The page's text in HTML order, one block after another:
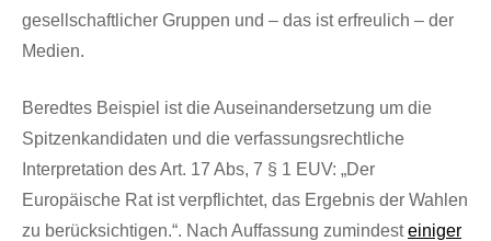
gesellschaftlicher Gruppen und – das ist erfreulich – der
Medien.
Beredtes Beispiel ist die Auseinandersetzung um die
Spitzenkandidaten und die verfassungsrechtliche
Interpretation des Art. 17 Abs, 7 § 1 EUV: „Der
Europäische Rat ist verpflichtet, das Ergebnis der Wahlen
zu berücksichtigen.“. Nach Auffassung zumindesteiniger